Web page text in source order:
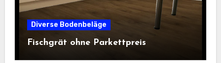
Diverse Bodenbeläge
Fischgrät ohne Parkettpreis